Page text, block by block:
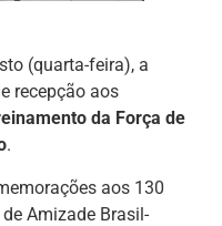
(quarta-feira), a
recepção aos
da Força de
.
aos 130
Amizade Brasil-